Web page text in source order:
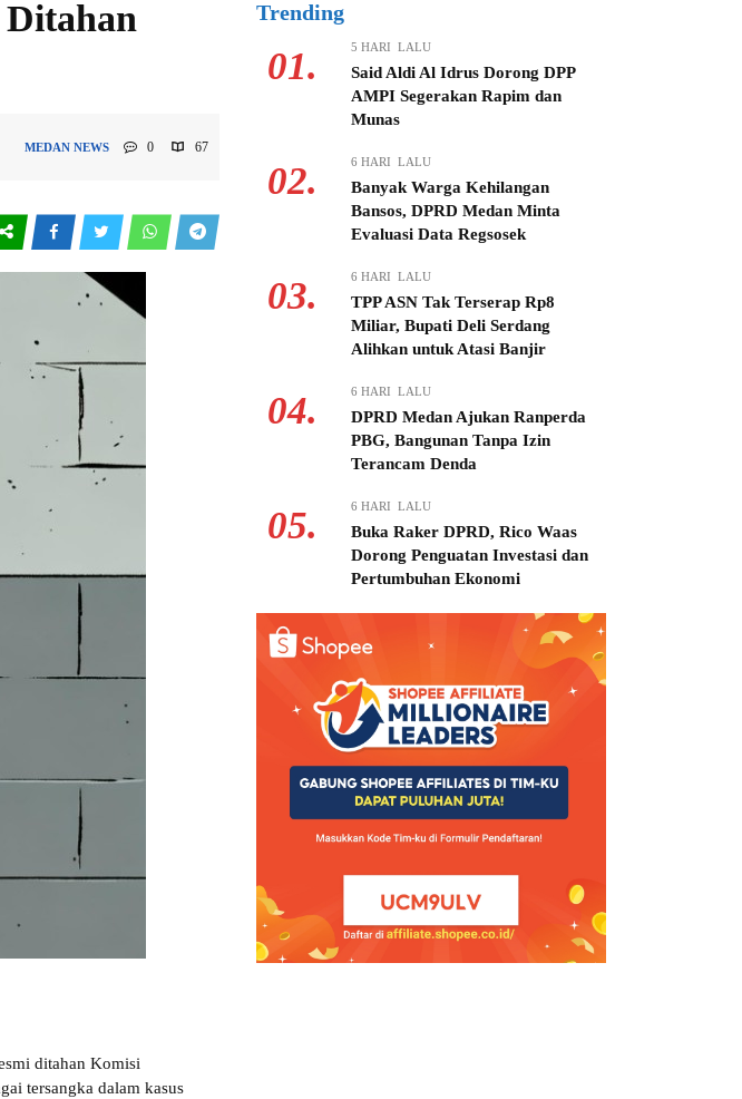
MEDAN NEWS 0 67
ditahan Komisi
tersangka dalam kasus
Trending
01. 5 HARI LALU
Said Aldi Al Idrus Dorong DPP
AMPI Segerakan Rapim dan
Munas
02. 6 HARI LALU
Banyak Warga Kehilangan
Bansos, DPRD Medan Minta
Evaluasi Data Regsosek
03. 6 HARI LALU
TPP ASN Tak Terserap Rp8
Miliar, Bupati Deli Serdang
Alihkan untuk Atasi Banjir
04. 6 HARI LALU
DPRD Medan Ajukan Ranperda
PBG, Bangunan Tanpa Izin
Terancam Denda
05. 6 HARI LALU
Buka Raker DPRD, Rico Waas
Dorong Penguatan Investasi dan
Pertumbuhan Ekonomi